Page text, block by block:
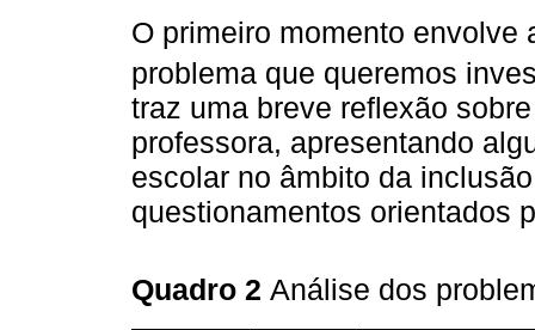
O primeiro momento envolve
problema que queremos
traz uma breve reflexão
professora, apresentando
escolar no âmbito da
questionamentos orientados
Quadro 2 Análise dos